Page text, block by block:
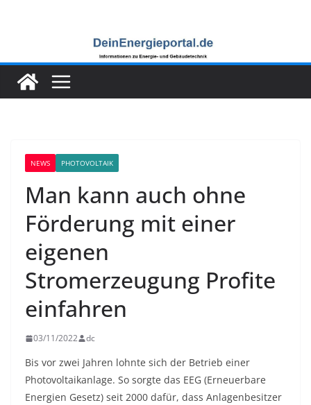
NEWS PHOTOVOLTAIK
Man kann auch ohne
Förderung mit einer
eigenen
Stromerzeugung Profite
einfahren
03/11/2022 dc
Bis vor zwei Jahren lohnte sich der Betrieb einer
Photovoltaikanlage. So sorgte das EEG (Erneuerbare
Energien Gesetz) seit 2000 dafür, dass Anlagenbesitzer